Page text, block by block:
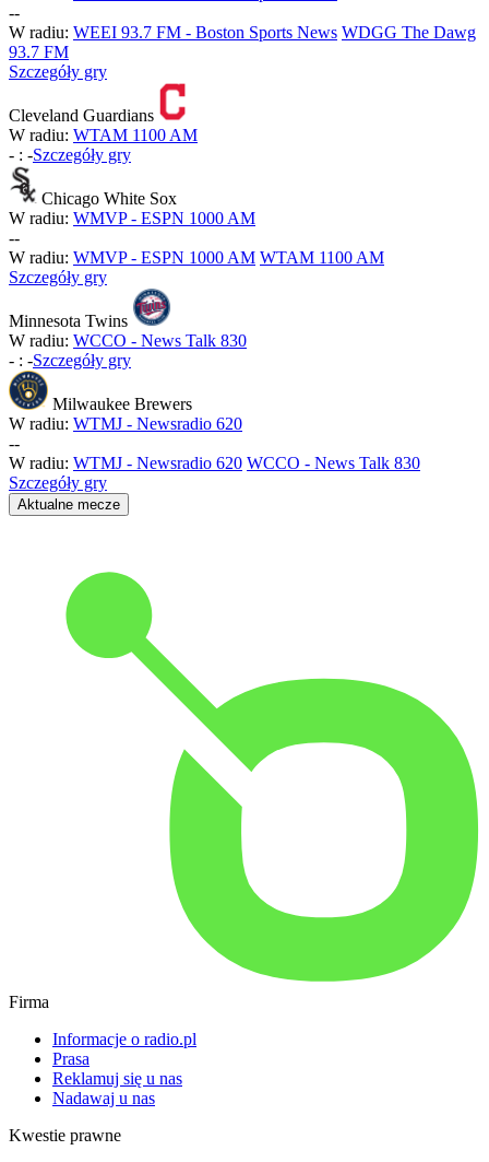
--
W radiu: WEEI 93.7 FM - Boston Sports News WDGG The Dawg
93.7 FM
Szczegóły gry
Cleveland Guardians
W radiu: WTAM 1100 AM
- : -Szczegóły gry
Chicago White Sox
W radiu: WMVP - ESPN 1000 AM
--
W radiu: WMVP - ESPN 1000 AM WTAM 1100 AM
Szczegóły gry
Minnesota Twins
W radiu: WCCO - News Talk 830
- : -Szczegóły gry
Milwaukee Brewers
W radiu: WTMJ - Newsradio 620
--
W radiu: WTMJ - Newsradio 620 WCCO - News Talk 830
Szczegóły gry
Aktualne mecze
Firma
Informacje o radio.pl
Prasa
Reklamuj się u nas
Nadawaj u nas
Kwestie prawne